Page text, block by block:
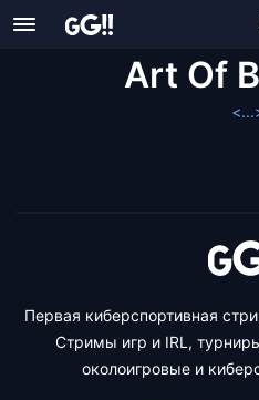
Art Of
Первая киберспортивная
Стримы игр и IRL,
околоигровые и